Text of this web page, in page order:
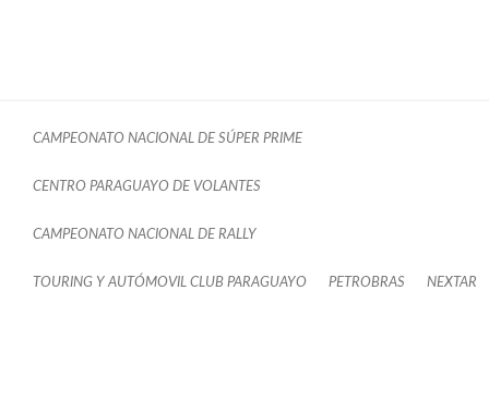
CAMPEONATO NACIONAL DE SÚPER PRIME
CENTRO PARAGUAYO DE VOLANTES
CAMPEONATO NACIONAL DE RALLY
TOURING Y AUTÓMOVIL CLUB PARAGUAYO PETROBRAS NEXTAR